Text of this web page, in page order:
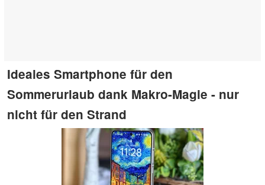
Ideales Smartphone für den
Sommerurlaub dank Makro-Magie - nur
nicht für den Strand